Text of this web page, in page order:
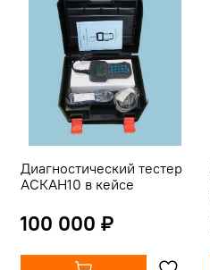
Диагностический тестер
АСКАН10 в кейсе
100 000 ₽